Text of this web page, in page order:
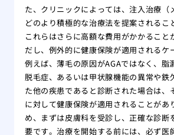
た、クリニックによっては、注入治療（
どのより積極的な治療法を提案されるこ
これらはさらに高額な費用がかかること
だし、例外的に健康保険が適用されるケ
例えば、薄毛の原因がAGAではなく、脂
脱毛症、あるいは甲状腺機能の異常や鉄
た他の疾患であると診断された場合は、
に対して健康保険が適用されることがあ
め、まずは皮膚科を受診し、正確な診断
要です。治療を開始する前には、必ず医